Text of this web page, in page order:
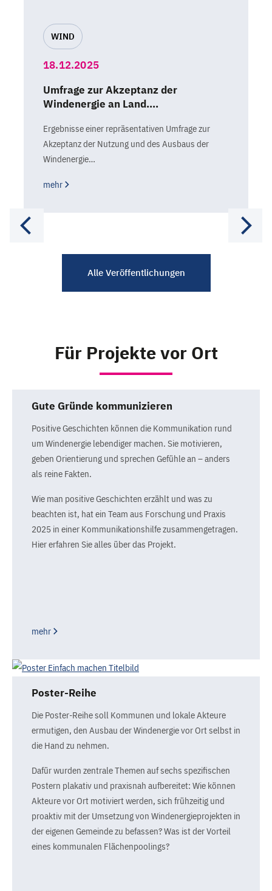
WIND
18.12.2025
Umfrage zur Akzeptanz der
Windenergie an Land.…
Ergebnisse einer repräsentativen Umfrage zur
Akzeptanz der Nutzung und des Ausbaus der
Windenergie…
mehr
Alle Veröffentlichungen
Für Projekte vor Ort
Gute Gründe kommunizieren
Positive Geschichten können die Kommunikation rund
um Windenergie lebendiger machen. Sie motivieren,
geben Orientierung und sprechen Gefühle an – anders
als reine Fakten.
Wie man positive Geschichten erzählt und was zu
beachten ist, hat ein Team aus Forschung und Praxis
2025 in einer Kommunikationshilfe zusammengetragen.
Hier erfahren Sie alles über das Projekt.
mehr
Poster-Reihe
Die Poster-Reihe soll Kommunen und lokale Akteure
ermutigen, den Ausbau der Windenergie vor Ort selbst in
die Hand zu nehmen.
Dafür wurden zentrale Themen auf sechs spezifischen
Postern plakativ und praxisnah aufbereitet: Wie können
Akteure vor Ort motiviert werden, sich frühzeitig und
proaktiv mit der Umsetzung von Windenergieprojekten in
der eigenen Gemeinde zu befassen? Was ist der Vorteil
eines kommunalen Flächenpoolings?